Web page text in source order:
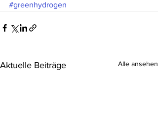
#greenhydrogen
Aktuelle Beiträge Alle ansehen